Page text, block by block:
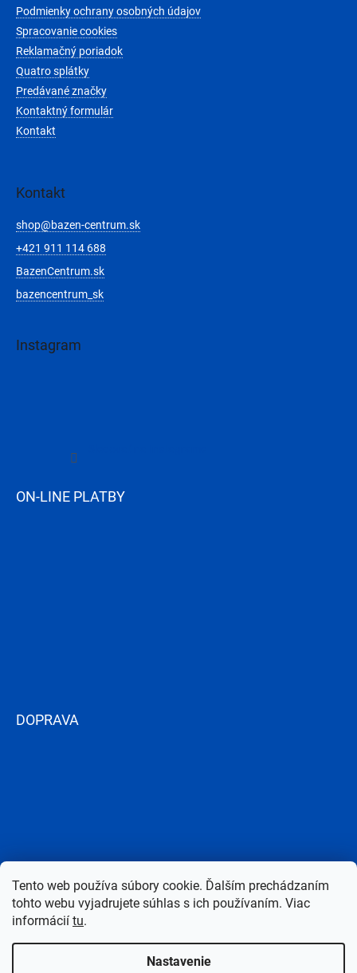
Tento web používa súbory cookie. Ďalším prechádzaním
tohto webu vyjadrujete súhlas s ich používaním. Viac
informácií tu.
Nastavenie
Podmienky ochrany osobných údajov
Spracovanie cookies
Reklamačný poriadok
Quatro splátky
Predávané značky
Kontaktný formulár
Kontakt
Kontakt
shop@bazen-centrum.sk
+421 911 114 688
BazenCentrum.sk
bazencentrum_sk
Instagram
ON-LINE PLATBY
DOPRAVA